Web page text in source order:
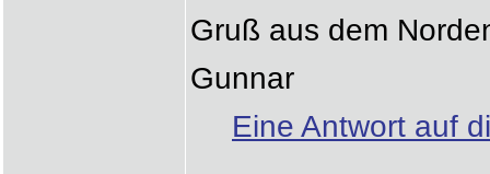
Gruß aus dem
Gunnar
Eine Antwort auf